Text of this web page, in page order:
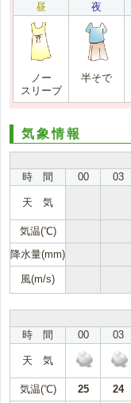
昼
夜
ノー
スリーブ
半そで
気象情報
時 間
00 03
天 気
気温(℃)
降水量(mm)
風(m/s)
時 間
00 03
天 気
気温(℃) 25 24